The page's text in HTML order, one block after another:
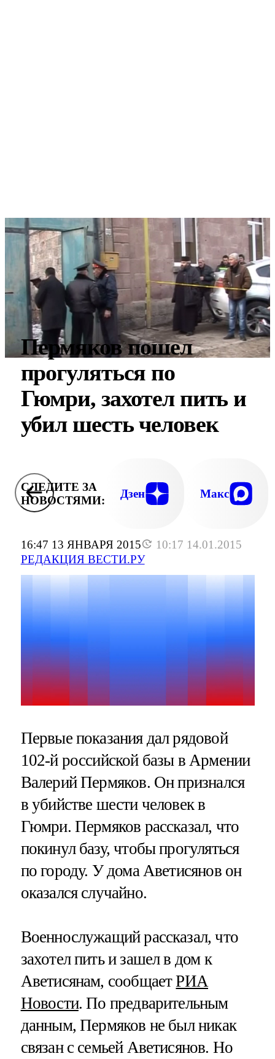
16:47 13 ЯНВАРЯ 2015
10:17 14.01.2015
РЕДАКЦИЯ ВЕСТИ.РУ
Пермяков пошел
прогуляться по
Гюмри, захотел пить и
убил шесть человек
СЛЕДИТЕ ЗА
НОВОСТЯМИ:
Дзен Макс
Первые показания дал рядовой
102-й российской базы в Армении
Валерий Пермяков. Он признался
в убийстве шести человек в
Гюмри. Пермяков рассказал, что
покинул базу, чтобы прогуляться
по городу. У дома Аветисянов он
оказался случайно.
Военнослужащий рассказал, что
захотел пить и зашел в дом к
Аветисянам, сообщаетРИА
Новости. По предварительным
данным, Пермяков не был никак
связан с семьей Аветисянов. Но